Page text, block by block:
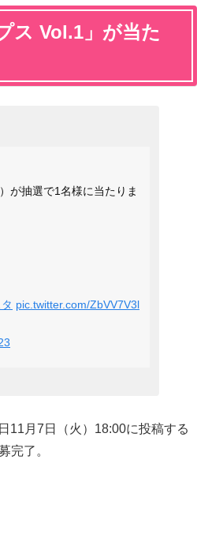
ス Vol.1」が当た
が抽選で1名様に当たりま
pic.twitter.com/ZbVV7V3l
11月7日（火）18:00に投稿する
完了。